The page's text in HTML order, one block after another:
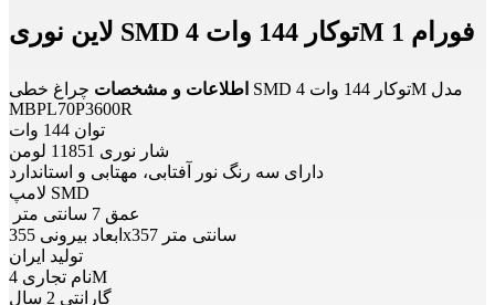
لاین نوری SMD توکار 144 وات 4M فورام 1
اطلاعات و مشخصات چراغ خطی SMD توکار 144 وات 4M مدل
MBPL70P3600R
توان 144 وات
شار نوری 11851 لومن
دارای سه رنگ نور آفتابی، مهتابی و استاندارد
لامپ SMD
عمق 7 سانتی متر
ابعاد بیرونی 355x357 سانتی متر
تولید ایران
نام تجاری 4M
گارانتی 2 سال